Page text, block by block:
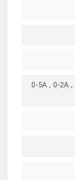
0-5A , 0-2A